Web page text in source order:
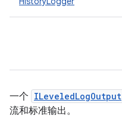
一个 ILeveledLogOutput
流和标准输出。